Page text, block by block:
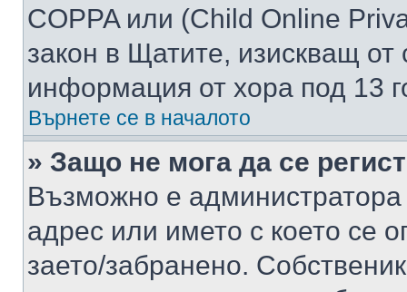
COPPA или (Child Online
закон в Щатите, изискващ от
информация от хора под 13
Върнете се в началото
» Защо не мога да се
Възможно е
адрес или името с което се
заето/забранено.